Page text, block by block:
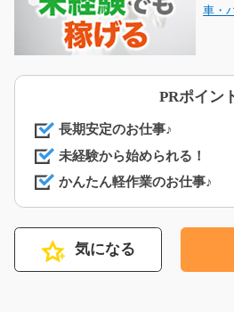
車・
PRポイン
長期安定のお仕事♪
未経験から始められる！
かんたん軽作業のお仕事♪
気になる